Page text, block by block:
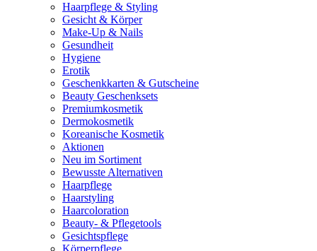
Haarpflege & Styling
Gesicht & Körper
Make-Up & Nails
Gesundheit
Hygiene
Erotik
Geschenkkarten & Gutscheine
Beauty Geschenksets
Premiumkosmetik
Dermokosmetik
Koreanische Kosmetik
Aktionen
Neu im Sortiment
Bewusste Alternativen
Haarpflege
Haarstyling
Haarcoloration
Beauty- & Pflegetools
Gesichtspflege
Körperpflege